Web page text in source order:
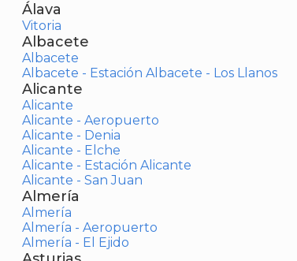
Álava
Vitoria
Albacete
Albacete
Albacete - Estación Albacete - Los Llanos
Alicante
Alicante
Alicante - Aeropuerto
Alicante - Denia
Alicante - Elche
Alicante - Estación Alicante
Alicante - San Juan
Almería
Almería
Almería - Aeropuerto
Almería - El Ejido